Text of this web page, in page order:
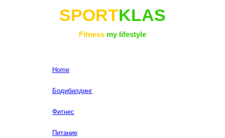
SPORTKLAS
Fitness my lifestyle
Home
Бодибилдинг
Фитнес
Питание